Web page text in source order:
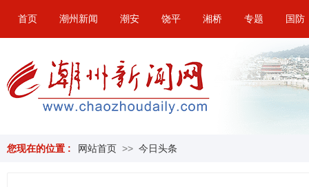
首页 潮州新闻 潮安 饶平 湘桥 专题 国防
您现在的位置 : 网站首页 >> 今日头条